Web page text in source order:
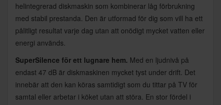
helintegrerad diskmaskin som kombinerar låg förbrukning
med stabil prestanda. Den är utformad för dig som vill ha ett
pålitligt resultat varje dag utan att onödigt mycket vatten eller
energi används.
SuperSilence för ett lugnare hem. Med en ljudnivå på
endast 47 dB är diskmaskinen mycket tyst under drift. Det
innebär att den kan köras samtidigt som du tittar på TV för
samtal eller arbetar i köket utan att störa. En stor fördel i